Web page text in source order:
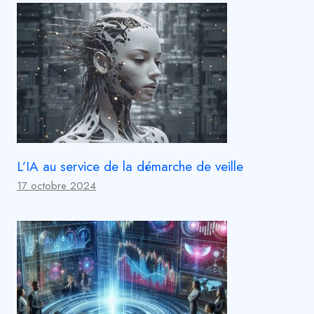
L’IA au service de la démarche de veille
17 octobre 2024